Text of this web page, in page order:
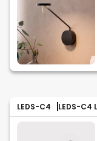
LEDS-C4 LEDS-C4